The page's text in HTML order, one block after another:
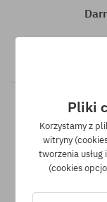
Do wszystkich
Pliki
Korzystamy z
witryny
tworzenia
(cookies